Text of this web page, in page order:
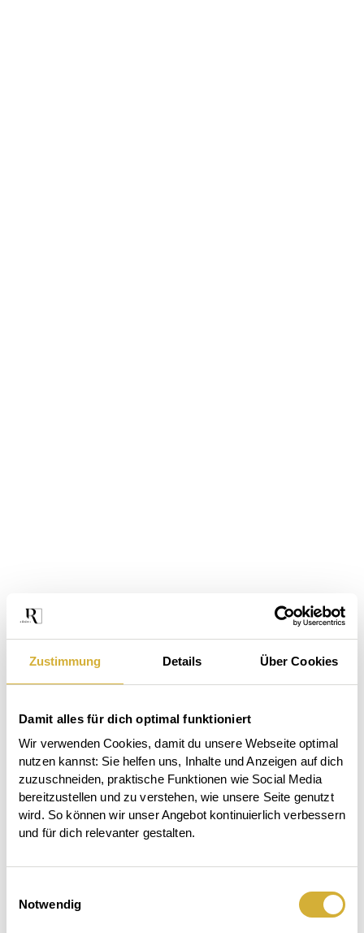
Zustimmung Details Über Cookies
Damit alles für dich optimal funktioniert
Wir verwenden Cookies, damit du unsere Webseite optimal
nutzen kannst: Sie helfen uns, Inhalte und Anzeigen auf dich
zuzuschneiden, praktische Funktionen wie Social Media
bereitzustellen und zu verstehen, wie unsere Seite genutzt
wird. So können wir unser Angebot kontinuierlich verbessern
und für dich relevanter gestalten.
Notwendig
Der
Das
Beet